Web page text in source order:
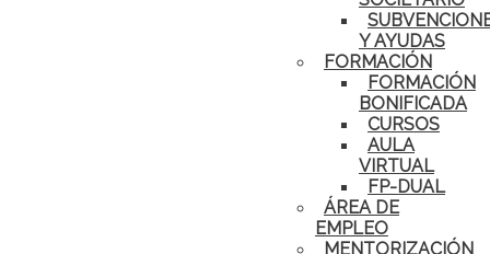
Y AYUDAS
FORMACIÓN
FORMACIÓN
BONIFICADA
CURSOS
AULA
VIRTUAL
FP-DUAL
ÁREA DE
EMPLEO
MENTORIZACIÓN